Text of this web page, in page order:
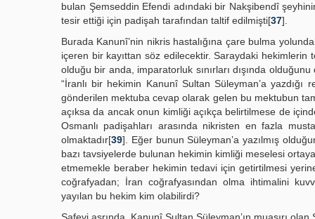
bulan Şemseddin Efendi adındaki bir Nakşibendî
tesir ettiği için padişah tarafından taltif edilmişti[37].
Burada Kanunî’nin nikris hastalığına çare bulma
içeren bir kayıttan söz edilecektir. Saraydaki hekimlerin
olduğu bir anda, imparatorluk sınırları dışında
“İranlı bir hekimin Kanunî Sultan Süleyman’a yazdığı
gönderilen mektuba cevap olarak gelen bu mektubun
açıksa da ancak onun kimliği açıkça belirtilmese de
Osmanlı padişahları arasında nikristen en fazla
olmaktadır[39]. Eğer bunun Süleyman’a yazılmış
bazı tavsiyelerde bulunan hekimin kimliği meselesi
etmemekle beraber hekimin tedavi için getirtilmesi
coğrafyadan; İran coğrafyasından olma ihtimalini
yayılan bu hekim kim olabilirdi?